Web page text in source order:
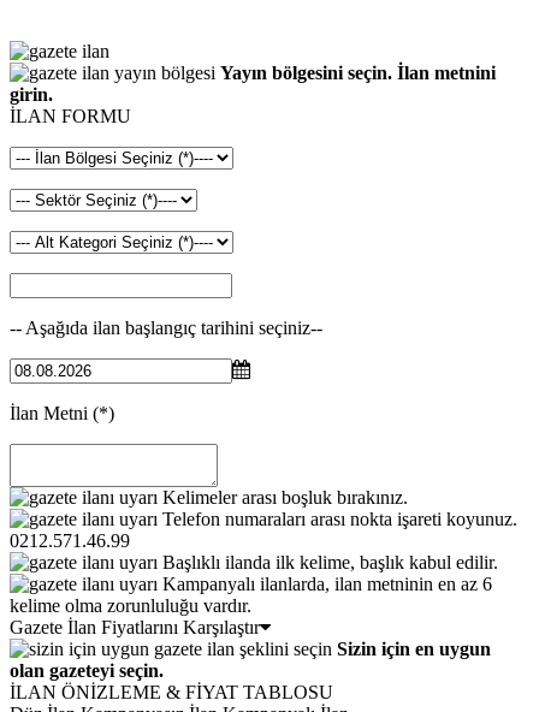
Yayın bölgesini seçin. İlan metnini
girin.
İLAN FORMU
-- Aşağıda ilan başlangıç tarihini seçiniz--
İlan Metni (*)
Kelimeler arası boşluk bırakınız.
Telefon numaraları arası nokta işareti koyunuz.
0212.571.46.99
Başlıklı ilanda ilk kelime, başlık kabul edilir.
Kampanyalı ilanlarda, ilan metninin en az 6
kelime olma zorunluluğu vardır.
Gazete İlan Fiyatlarını Karşılaştır
Sizin için en uygun
olan gazeteyi seçin.
İLAN ÖNİZLEME & FİYAT TABLOSU